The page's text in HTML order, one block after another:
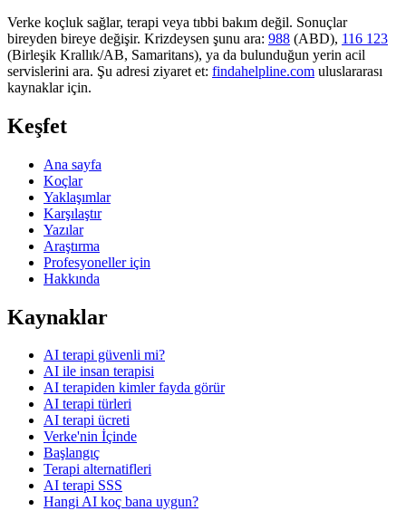
Verke koçluk sağlar, terapi veya tıbbi bakım değil. Sonuçlar
bireyden bireye değişir. Krizdeysen şunu ara: 988 (ABD), 116 123
(Birleşik Krallık/AB, Samaritans), ya da bulunduğun yerin acil
servislerini ara. Şu adresi ziyaret et: findahelpline.com uluslararası
kaynaklar için.
Keşfet
Ana sayfa
Koçlar
Yaklaşımlar
Karşılaştır
Yazılar
Araştırma
Profesyoneller için
Hakkında
Kaynaklar
AI terapi güvenli mi?
AI ile insan terapisi
AI terapiden kimler fayda görür
AI terapi türleri
AI terapi ücreti
Verke'nin İçinde
Başlangıç
Terapi alternatifleri
AI terapi SSS
Hangi AI koç bana uygun?